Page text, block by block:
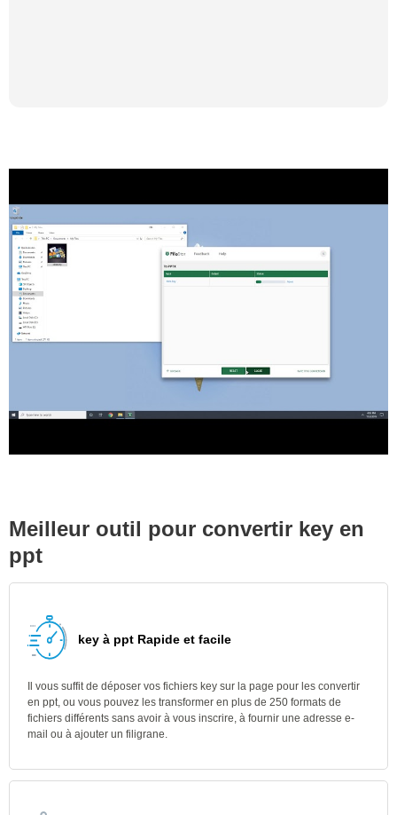
Meilleur outil pour convertir key en
ppt
key à ppt Rapide et facile
Il vous suffit de déposer vos fichiers key sur la page pour les convertir
en ppt, ou vous pouvez les transformer en plus de 250 formats de
fichiers différents sans avoir à vous inscrire, à fournir une adresse e-
mail ou à ajouter un filigrane.